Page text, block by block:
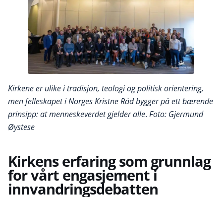
Kirkene er ulike i tradisjon, teologi og politisk orientering,
men felleskapet i Norges Kristne Råd bygger på ett bærende
prinsipp: at menneskeverdet gjelder alle. Foto: Gjermund
Øystese
Kirkens erfaring som grunnlag
for vårt engasjement i
innvandringsdebatten